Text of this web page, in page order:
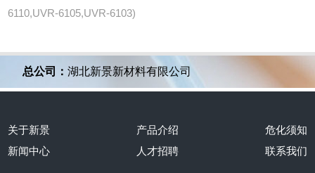
6110,UVR-6105,UVR-6103)
总公司：湖北新景新材料有限公司
关于新景 产品介绍
危化须知
新闻中心
人才招聘 联系我们